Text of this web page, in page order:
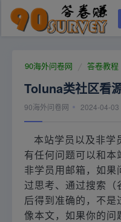
学员专区
问卷资源（可点）
城市列表
90海外问卷网 答卷教程
Toluna类社区看
90海外问卷网 2024-04-03
本站学员以及非学
有任何问题可以和本
非学员用邮箱，如
过思考、通过搜索（
后得到准确的，不
像本文，如果你的问